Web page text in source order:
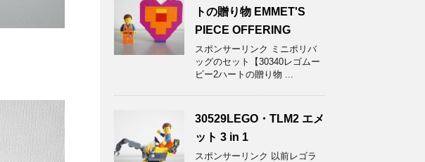
トの贈り物 EMMET'S
PIECE OFFERING
スポンサーリンク ミニポリバ
ッグのセット【30340レゴムー
ビー2ハートの贈り物 ...
30529LEGO・TLM2 エメ
ット 3 in 1
スポンサーリンク 以前レゴラ